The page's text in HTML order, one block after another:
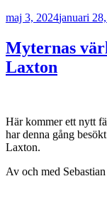
Publicerat
maj 3, 2024januari
Myternas
Laxton
Här kommer ett nytt
har denna gång
Laxton.
Av och med